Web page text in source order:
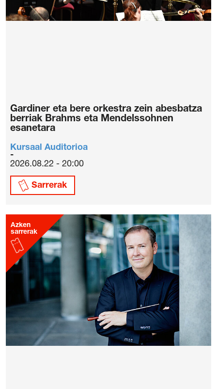
Gardiner eta bere orkestra zein abesbatza
berriak Brahms eta Mendelssohnen
esanetara
Kursaal Auditorioa
2026.08.22 - 20:00
Sarrerak
Azken
sarrerak